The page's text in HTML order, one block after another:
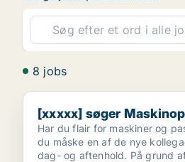
8 jobs
[xxxxx] søger
[xxxxx] søger
Har du flair for maskiner og
du måske en af de nye
dag- og aftenhold. På grund